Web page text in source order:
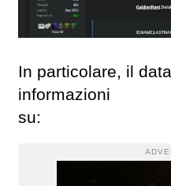
In particolare, il
informazioni